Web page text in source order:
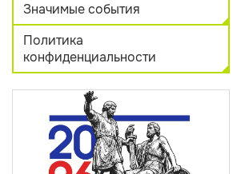
Значимые события
Политика
конфиденциальности